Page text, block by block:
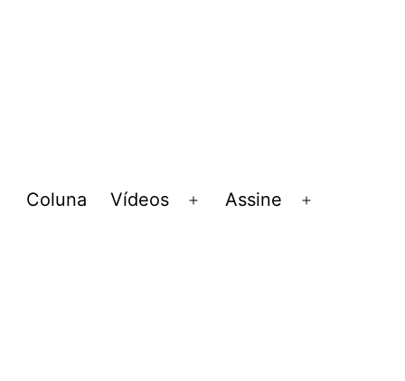
Coluna Vídeos
Abrir
Assine